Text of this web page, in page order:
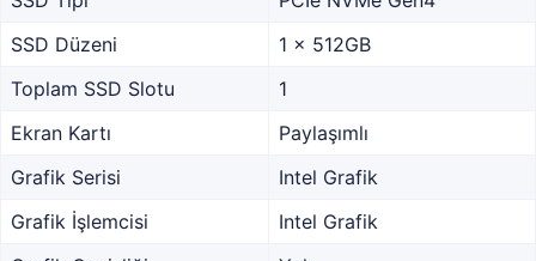
SSD Düzeni
1 x 512GB
Toplam SSD Slotu
1
Ekran Kartı
Paylaşımlı
Grafik Serisi
Intel Grafik
Grafik İşlemcisi
Intel Grafik